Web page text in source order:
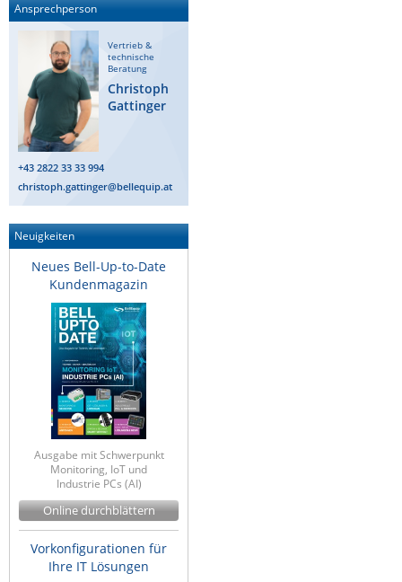
Ansprechperson
Vertrieb &
technische
Beratung
Christoph
Gattinger
+43 2822 33 33 994
christoph.gattinger@bellequip.at
Neuigkeiten
Neues Bell-Up-to-Date
Kundenmagazin
Ausgabe mit Schwerpunkt
Monitoring, IoT und
Industrie PCs (AI)
Online durchblättern
Vorkonfigurationen für
Ihre IT Lösungen